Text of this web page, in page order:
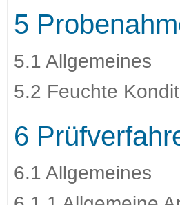
5
5.1 Allgemeines
5.2 Feuchte
6
6.1 Allgemeines